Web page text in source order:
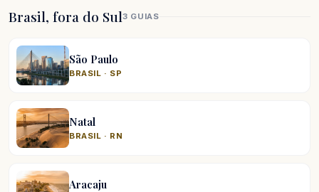
Brasil, fora do Sul3 GUIAS
São Paulo
BRASIL · SP
Natal
BRASIL · RN
Aracaju